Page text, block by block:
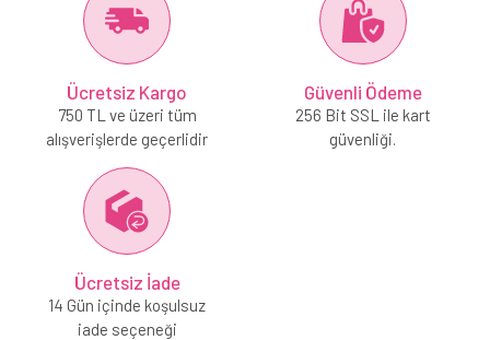
Ücretsiz Kargo
750 TL ve üzeri tüm
alışverişlerde geçerlidir
Güvenli Ödeme
256 Bit SSL ile kart
güvenliği.
Ücretsiz İade
14 Gün içinde koşulsuz
iade seçeneği